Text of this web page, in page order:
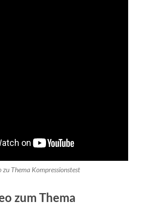
zu Thema Kompressionstest
zum Thema